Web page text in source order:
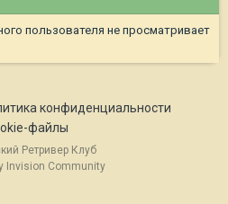
пользователя не просматривает
конфиденциальности
файлы
Ретривер Клуб
Invision Community